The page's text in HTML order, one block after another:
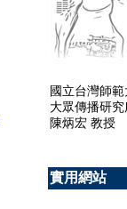
國立台灣師
大眾傳播研究
陳炳宏 教授
實用網站